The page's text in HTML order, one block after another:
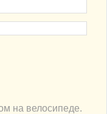
на велосипеде.